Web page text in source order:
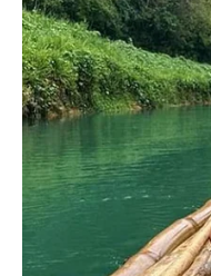
da partner pokrene
mogu upoznati osobu
vas možda iznenaditi
komunikacija.
Vaša snaga danas je u
burno, vi ostajete
prednost.